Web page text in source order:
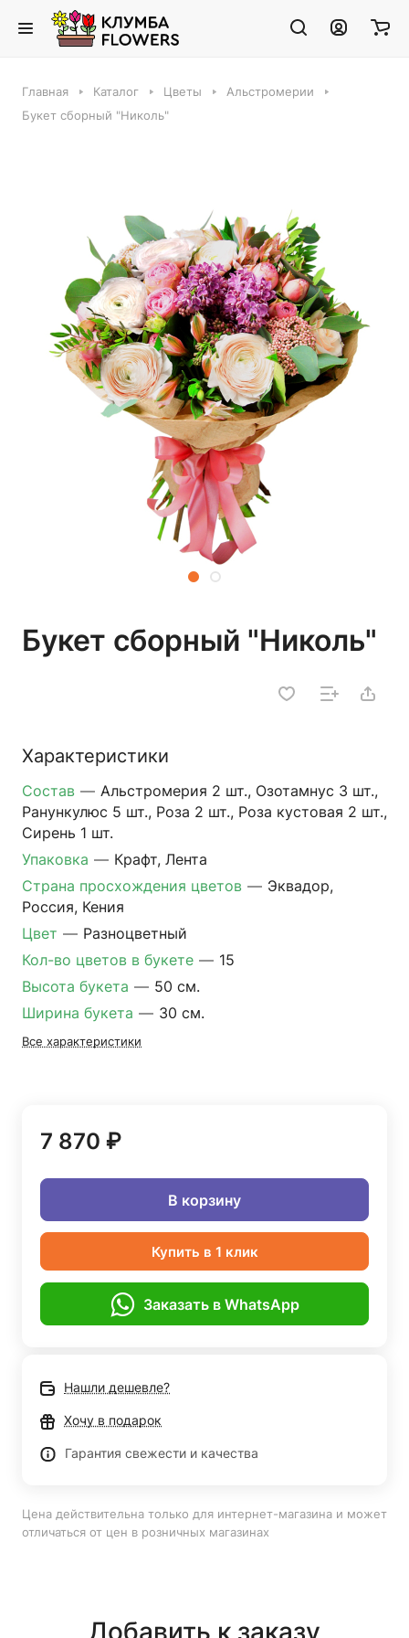
Главная Каталог Цветы
Альстромерии
Букет сборный "Николь"
Букет сборный "Николь"
Характеристики
Состав — Альстромерия 2 шт., Озотамнус 3 шт.,
Ранункулюс 5 шт., Роза 2 шт., Роза кустовая 2 шт.,
Сирень 1 шт.
Упаковка — Крафт, Лента
Страна просхождения цветов — Эквадор,
Россия, Кения
Цвет — Разноцветный
Кол-во цветов в букете — 15
Высота букета — 50 см.
Ширина букета — 30 см.
Все характеристики
7 870 ₽
В корзину
Купить в 1 клик
Заказать в WhatsApp
Нашли дешевле?
Хочу в подарок
Гарантия свежести и качества
Цена действительна только для интернет-магазина и может
отличаться от цен в розничных магазинах
Добавить к заказу